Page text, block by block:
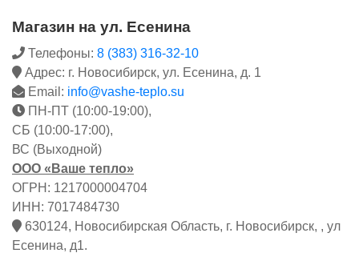
Магазин на ул. Есенина
Телефоны: 8 (383) 316-32-10
Адрес: г. Новосибирск, ул. Есенина, д. 1
Email: info@vashe-teplo.su
ПН-ПТ (10:00-19:00),
СБ (10:00-17:00),
ВС (Выходной)
ООО «Ваше тепло»
ОГРН: 1217000004704
ИНН: 7017484730
630124, Новосибирская Область, г. Новосибирск, , ул
Есенина, д1.